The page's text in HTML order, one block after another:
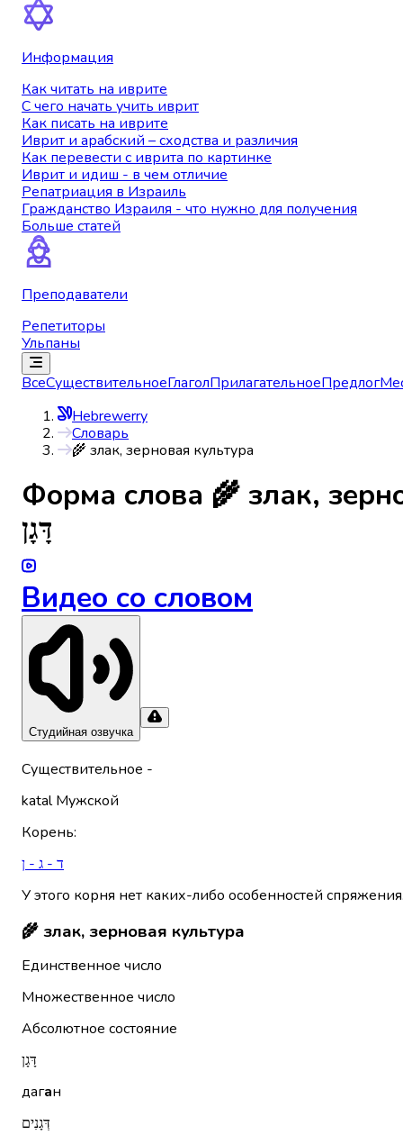
Информация
Как читать на иврите
С чего начать учить иврит
Как писать на иврите
Иврит и арабский – сходства и различия
Как перевести с иврита по картинке
Иврит и идиш - в чем отличие
Репатриация в Израиль
Гражданство Израиля - что нужно для получения
Больше статей
Преподаватели
Репетиторы
Ульпаны
ВсеСуществительноеГлаголПрилагательноеПредлог
Hebrewerry
Словарь
🌾 злак, зерновая культура
Форма слова 🌾 злак,
דָּגָן
Видео со словом
Студийная озвучка
Существительное -
katal Мужской
Корень:
ד - ג - ן
У этого корня нет каких-либо особенностей
🌾 злак, зерновая культура
Единственное число
Множественное число
Абсолютное состояние
דָּגָן
даган
דְּגָנִים